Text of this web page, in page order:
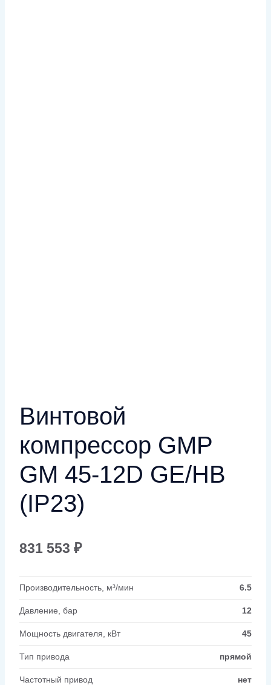
Винтовой
компрессор GMP
GM 45-12D GE/HB
(IP23)
831 553 ₽
Производительность, м³/мин 6.5
Давление, бар 12
Мощность двигателя, кВт 45
Тип привода прямой
Частотный привод нет